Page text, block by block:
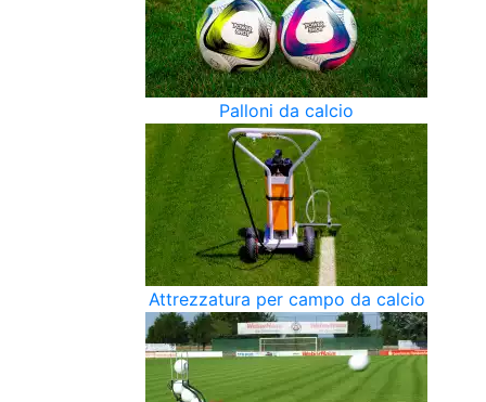
Palloni da calcio
Attrezzatura per campo da calcio